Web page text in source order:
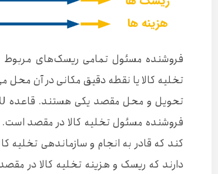
فروشنده مسئول تمامی ریسک‌های مربوط
تخلیه کالا یا نقطه دقیق مکانی در آن محل
فروشنده مسئول تخلیه کالا در مقصد
کند که قادر به انجام و سازماندهی
دارند که ریسک و هزینه تخلیه کالا در